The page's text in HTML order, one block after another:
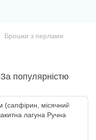
Брошки з перлами
За популярністю